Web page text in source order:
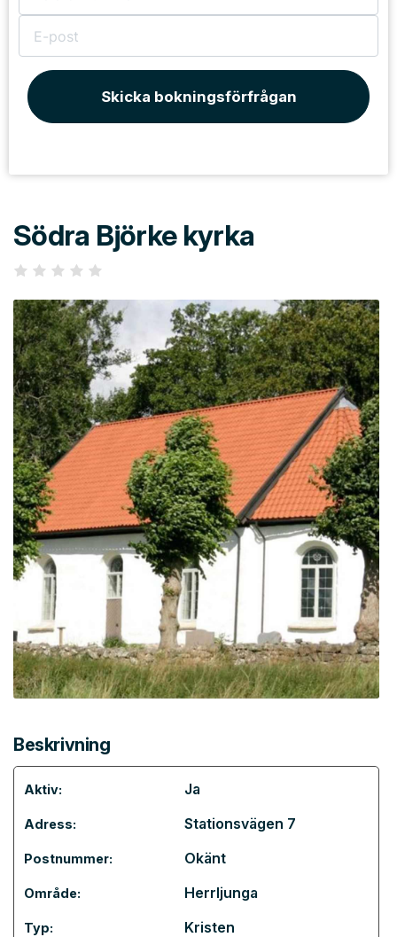
Skicka bokningsförfrågan
Södra Björke kyrka
Beskrivning
Aktiv: Ja
Adress: Stationsvägen 7
Postnummer: Okänt
Område: Herrljunga
Typ: Kristen